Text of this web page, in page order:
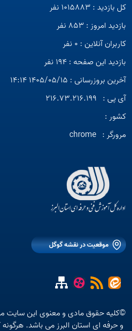
کل بازدید : 1015883 نفر
بازدید امروز : 853 نفر
کاربران آنلاین : 0 نفر
بازدید این صفحه : 194 نفر
آخرین بروزرسانی : 1405/05/15 14:14
آی پی : 216.73.216.199
کشور :
مرورگر : chrome
موقعیت در نقشه گوگل
©کلیه حقوق مادی و معنوی این سایت
و حرفه ای استان البرز می باشد. هرگونه